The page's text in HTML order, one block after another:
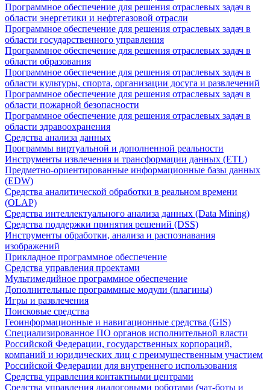
Программное обеспечение для решения отраслевых задач в
области энергетики и нефтегазовой отрасли
Программное обеспечение для решения отраслевых задач в
области государственного управления
Программное обеспечение для решения отраслевых задач в
области образования
Программное обеспечение для решения отраслевых задач в
области культуры, спорта, организации досуга и развлечений
Программное обеспечение для решения отраслевых задач в
области пожарной безопасности
Программное обеспечение для решения отраслевых задач в
области здравоохранения
Средства анализа данных
Программы виртуальной и дополненной реальности
Инструменты извлечения и трансформации данных (ETL)
Предметно-ориентированные информационные базы данных
(EDW)
Средства аналитической обработки в реальном времени
(OLAP)
Средства интеллектуального анализа данных (Data Mining)
Средства поддержки принятия решений (DSS)
Инструменты обработки, анализа и распознавания
изображений
Прикладное программное обеспечение
Средства управления проектами
Мультимедийное программное обеспечение
Дополнительные программные модули (плагины)
Игры и развлечения
Поисковые средства
Геоинформационные и навигационные средства (GIS)
Специализированное ПО органов исполнительной власти
Российской Федерации, государственных корпораций,
компаний и юридических лиц с преимущественным участием
Российской Федерации для внутреннего использования
Средства управления контактными центрами
Средства управления диалоговыми роботами (чат-боты и